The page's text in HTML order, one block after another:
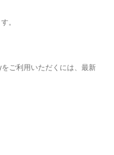
。
ご利用いただくには、最新